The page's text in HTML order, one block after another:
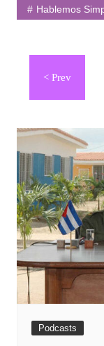
Hablemos
Navegación
entradas
Podcasts